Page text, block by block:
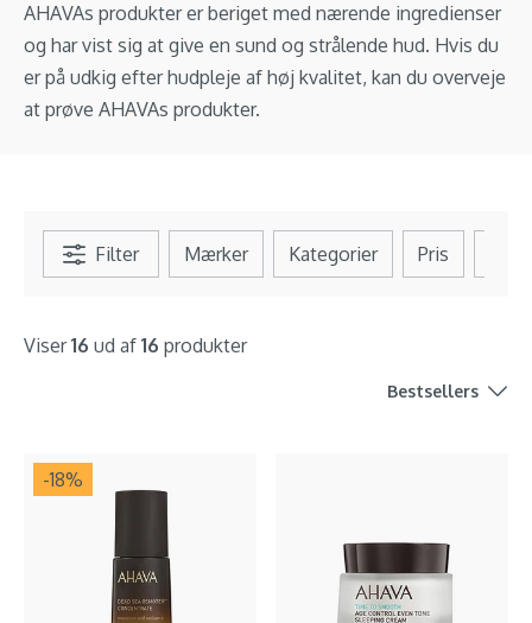
AHAVAs produkter er beriget med nærende ingredienser
og har vist sig at give en sund og strålende hud. Hvis du
er på udkig efter hudpleje af høj kvalitet, kan du overveje
at prøve AHAVAs produkter.
Filter Mærker Kategorier Pris
Viser16 ud af 16 produkter
Bestsellers
-18%